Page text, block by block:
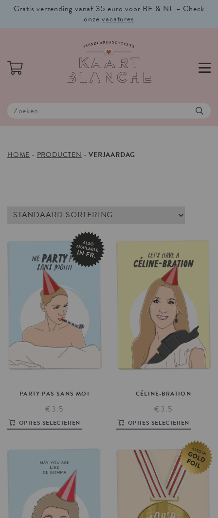
Gratis verzending vanaf 35 euro voor BE & NL – Check
onzevacatures
HOME - PRODUCTEN -VERJAARDAG
PARTY PAS SANS MOI
€3.5
OPTIES SELECTEREN
CÉLINE-BRATION
€3.5
OPTIES SELECTEREN